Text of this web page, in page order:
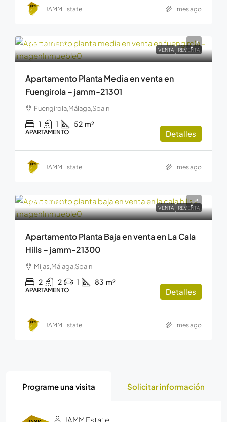
JAMM Estate 1 mes ago
VENTA REVENTA
255.000€
Apartamento Planta Media en venta en
Fuengirola – jamm-21301
Fuengirola,Málaga,Spain
1 1 52 m²
APARTAMENTO Detalles
JAMM Estate 1 mes ago
VENTA REVENTA
299.000€
Apartamento Planta Baja en venta en La Cala
Hills – jamm-21300
Mijas,Málaga,Spain
2 2 1 83 m²
APARTAMENTO Detalles
JAMM Estate 1 mes ago
Programe una visita Solicitar información
JAMM Estate